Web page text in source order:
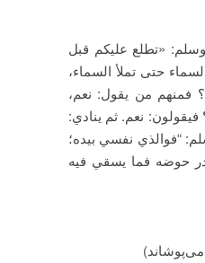
«تطلع عليكم قبل
حتى تملأ السماء،
فمنهم من يقول: نعم،
نعم. ثم ينادي:
“فوالذي نفسي بيده؛
حوضه فما يسقي فيه